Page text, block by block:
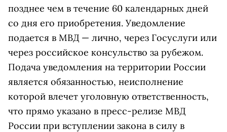
позднее чем в течение 60 календарных дней
со дня его приобретения. Уведомление
подается в МВД — лично, через Госуслуги или
через российское консульство за рубежом.
Подача уведомления на территории России
является обязанностью, неисполнение
которой влечет уголовную ответственность,
что прямо указано в пресс-релизе МВД
России при вступлении закона в силу в